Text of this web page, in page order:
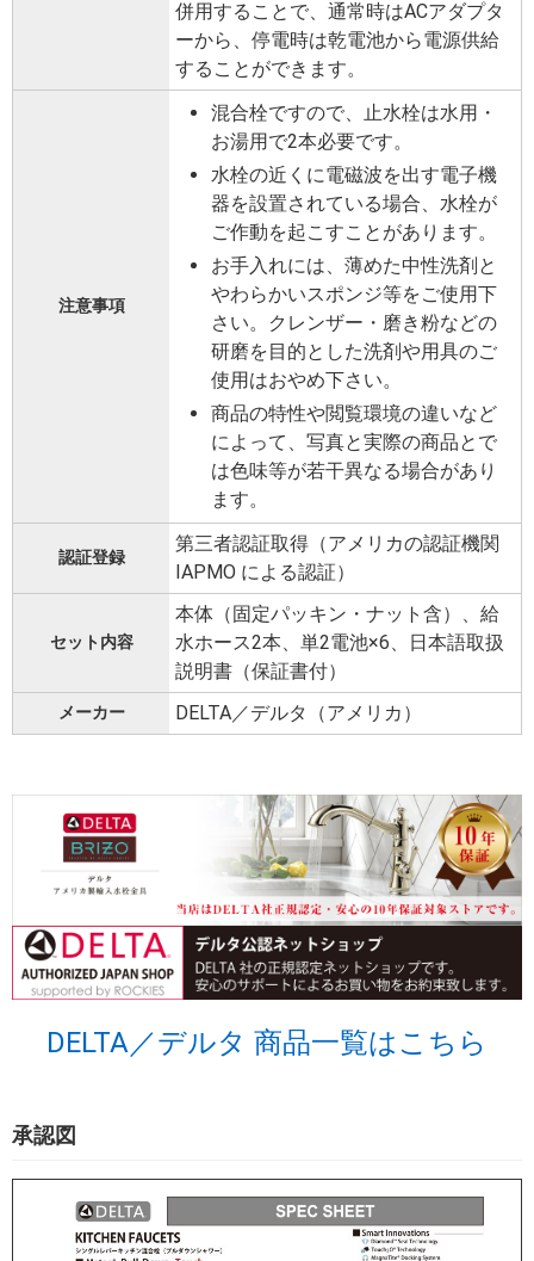
併用することで、通常時はACアダプタ
ーから、停電時は乾電池から電源供給
することができます。
注意事項
混合栓ですので、止水栓は水用・
お湯用で2本必要です。
水栓の近くに電磁波を出す電子機
器を設置されている場合、水栓が
ご作動を起こすことがあります。
お手入れには、薄めた中性洗剤と
やわらかいスポンジ等をご使用下
さい。クレンザー・磨き粉などの
研磨を目的とした洗剤や用具のご
使用はおやめ下さい。
商品の特性や閲覧環境の違いなど
によって、写真と実際の商品とで
は色味等が若干異なる場合があり
ます。
認証登録
第三者認証取得（アメリカの認証機関
IAPMO による認証）
セット内容
本体（固定パッキン・ナット含）、給
水ホース2本、単2電池×6、日本語取扱
説明書（保証書付）
メーカー DELTA／デルタ（アメリカ）
DELTA／デルタ 商品一覧はこちら
承認図